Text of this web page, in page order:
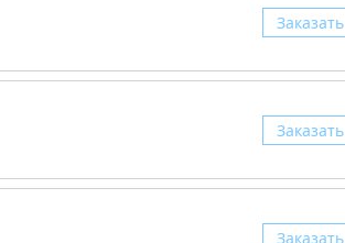
Заказать
Заказать
Заказать